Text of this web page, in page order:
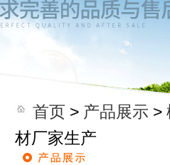
首页 > 产品展示 >
材厂家生产